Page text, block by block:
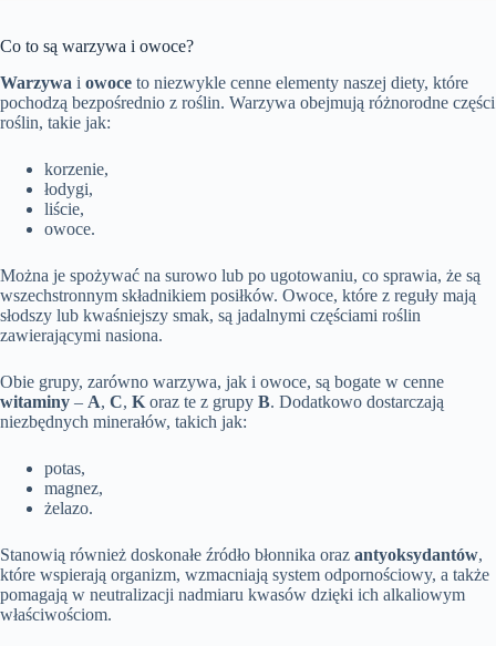
Co to są warzywa i owoce?
Warzywa i owoce to niezwykle cenne elementy naszej diety, które
pochodzą bezpośrednio z roślin. Warzywa obejmują różnorodne części
roślin, takie jak:
korzenie,
łodygi,
liście,
owoce.
Można je spożywać na surowo lub po ugotowaniu, co sprawia, że są
wszechstronnym składnikiem posiłków. Owoce, które z reguły mają
słodszy lub kwaśniejszy smak, są jadalnymi częściami roślin
zawierającymi nasiona.
Obie grupy, zarówno warzywa, jak i owoce, są bogate w cenne
witaminy – A, C, K oraz te z grupy B. Dodatkowo dostarczają
niezbędnych minerałów, takich jak:
potas,
magnez,
żelazo.
Stanowią również doskonałe źródło błonnika oraz antyoksydantów,
które wspierają organizm, wzmacniają system odpornościowy, a także
pomagają w neutralizacji nadmiaru kwasów dzięki ich alkaliowym
właściwościom.